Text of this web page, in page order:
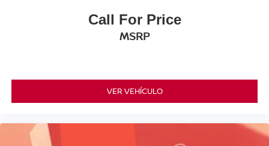
Call For Price
MSRP
VER VEHÍCULO